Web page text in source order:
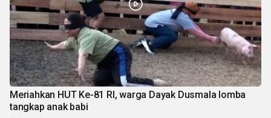
Meriahkan HUT Ke-81 RI, warga Dayak Dusmala lomba
tangkap anak babi